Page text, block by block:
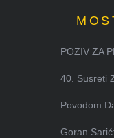
POZIV ZA
40. Susreti
Povodom
Goran